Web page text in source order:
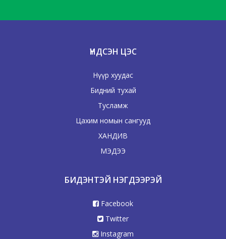
ҮНДСЭН ЦЭС
Нүүр хуудас
Бидний тухай
Тусламж
Цахим номын сангууд
ХАНДИВ
МЭДЭЭ
БИДЭНТЭЙ НЭГДЭЭРЭЙ
Facebook
Twitter
Instagram